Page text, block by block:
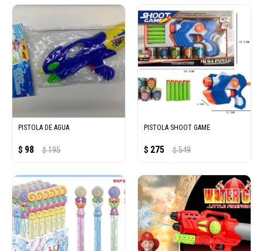
PISTOLA DE AGUA
$ 98 $ 195
PISTOLA SHOOT GAME
$ 275 $ 549